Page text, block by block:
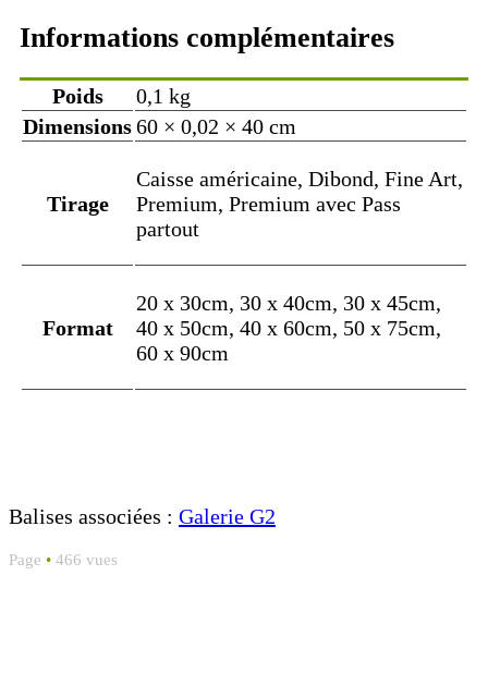
Informations complémentaires
Poids
0,1 kg
Dimensions60 × 0,02 × 40 cm
Tirage
Caisse américaine, Dibond, Fine Art,
Premium, Premium avec Pass
partout
Format
20 x 30cm, 30 x 40cm, 30 x 45cm,
40 x 50cm, 40 x 60cm, 50 x 75cm,
60 x 90cm
Balises associées : Galerie G2
Page • 466 vues